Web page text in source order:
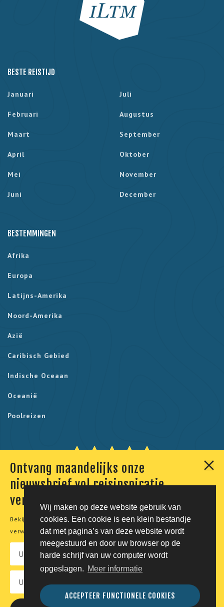
Wij maken op deze website gebruik van
cookies. Een cookie is een klein bestandje
dat met pagina’s van deze website wordt
meegestuurd en door uw browser op de
harde schrijf van uw computer wordt
opgeslagen. Meer informatie
ACCEPTEER FUNCTIONELE COOKIES
Ontvang maandelijks onze
nieuwsbrief vol reisinspiratie,
verhalen en aanbiedingen
Bekijk onzeprivacyverklaringvoor meer informatie over de
verwerking van uw persoonsgegevens.
BESTE REISTIJD
Januari
Februari
Maart
April
Mei
Juni
Juli
Augustus
September
Oktober
November
December
BESTEMMINGEN
Afrika
Europa
Latijns-Amerika
Noord-Amerika
Azië
Caribisch Gebied
Indische Oceaan
Oceanië
Poolreizen
Onze klanten geven ons een 9,7. Berekend uit 230
© Tico Reizen 2026 - Privé-reizen op maat
Developing magic by